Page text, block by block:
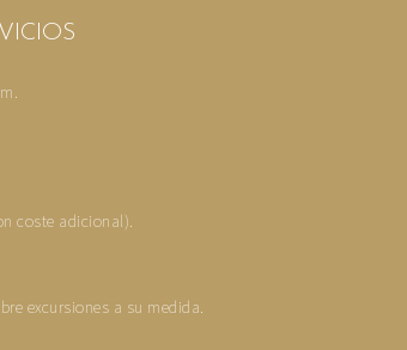
coste adicional).
excursiones a su medida.